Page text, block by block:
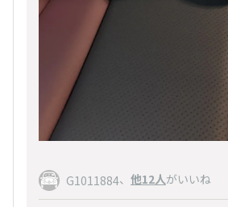
G1011884、 他12人がいいね